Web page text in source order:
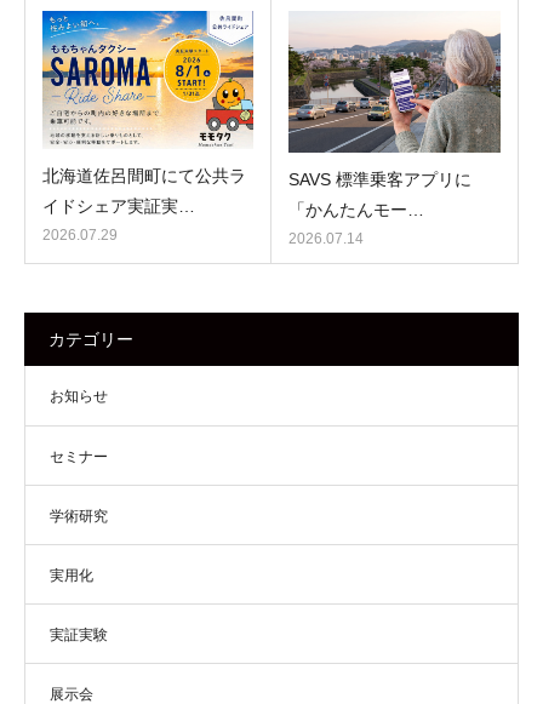
北海道佐呂間町にて公共ラ
イドシェア実証実…
2026.07.29
SAVS 標準乗客アプリに
「かんたんモー…
2026.07.14
カテゴリー
お知らせ
セミナー
学術研究
実用化
実証実験
展示会